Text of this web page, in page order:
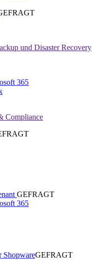
und Disaster Recovery
365
Compliance
GEFRAGT
365
ShopwareGEFRAGT